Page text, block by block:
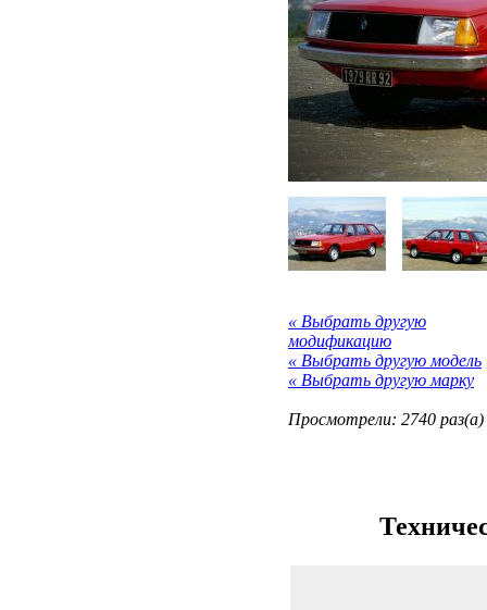
« Выбрать другую
модификацию
« Выбрать другую модель
« Выбрать другую марку
Просмотрели: 2740 раз(а)